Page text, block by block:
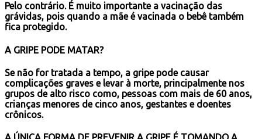
Pelo contrário. É muito importante a vacinação das
grávidas, pois quando a mãe é vacinada o bebê também
fica protegido.
A GRIPE PODE MATAR?
Se não for tratada a tempo, a gripe pode causar
complicações graves e levar à morte, principalmente nos
grupos de alto risco como, pessoas com mais de 60 anos,
crianças menores de cinco anos, gestantes e doentes
crônicos.